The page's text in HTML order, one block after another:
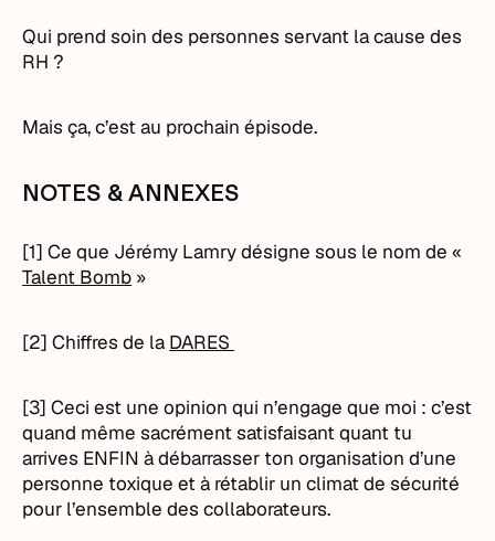
Qui prend soin des personnes servant la cause des
RH ?
Mais ça, c’est au prochain épisode.
NOTES & ANNEXES
[1] Ce que Jérémy Lamry désigne sous le nom de «
Talent Bomb »
[2] Chiffres de laDARES
[3] Ceci est une opinion qui n’engage que moi : c’est
quand même sacrément satisfaisant quant tu
arrives ENFIN à débarrasser ton organisation d’une
personne toxique et à rétablir un climat de sécurité
pour l’ensemble des collaborateurs.